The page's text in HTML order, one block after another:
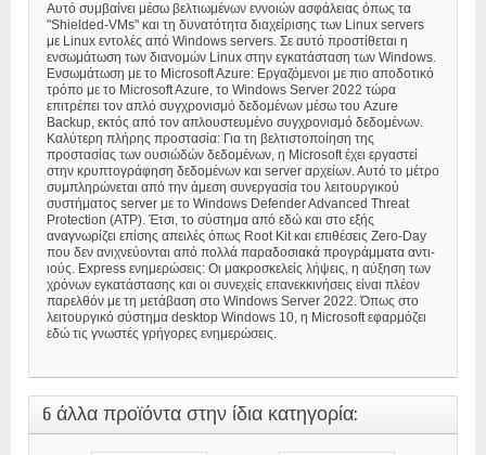
Αυτό συμβαίνει μέσω βελτιωμένων εννοιών ασφάλειας όπως τα
"Shielded-VMs" και τη δυνατότητα διαχείρισης των Linux servers
με Linux εντολές από Windows servers. Σε αυτό προστίθεται η
ενσωμάτωση των διανομών Linux στην εγκατάσταση των Windows.
Ενσωμάτωση με το Microsoft Azure: Εργαζόμενοι με πιο αποδοτικό
τρόπο με το Microsoft Azure, το Windows Server 2022 τώρα
επιτρέπει τον απλό συγχρονισμό δεδομένων μέσω του Azure
Backup, εκτός από τον απλουστευμένο συγχρονισμό δεδομένων.
Καλύτερη πλήρης προστασία: Για τη βελτιστοποίηση της
προστασίας των ουσιώδών δεδομένων, η Microsoft έχει εργαστεί
στην κρυπτογράφηση δεδομένων και server αρχείων. Αυτό το μέτρο
συμπληρώνεται από την άμεση συνεργασία του λειτουργικού
συστήματος server με το Windows Defender Advanced Threat
Protection (ATP). Έτσι, το σύστημα από εδώ και στο εξής
αναγνωρίζει επίσης απειλές όπως Root Kit και επιθέσεις Zero-Day
που δεν ανιχνεύονται από πολλά παραδοσιακά προγράμματα αντι-
ιούς. Express ενημερώσεις: Οι μακροσκελείς λήψεις, η αύξηση των
χρόνων εγκατάστασης και οι συνεχείς επανεκκινήσεις είναι πλέον
παρελθόν με τη μετάβαση στο Windows Server 2022. Όπως στο
λειτουργικό σύστημα desktop Windows 10, η Microsoft εφαρμόζει
εδώ τις γνωστές γρήγορες ενημερώσεις.
6 άλλα προϊόντα στην ίδια κατηγορία: